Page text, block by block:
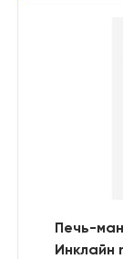
Печь-
Инклайн